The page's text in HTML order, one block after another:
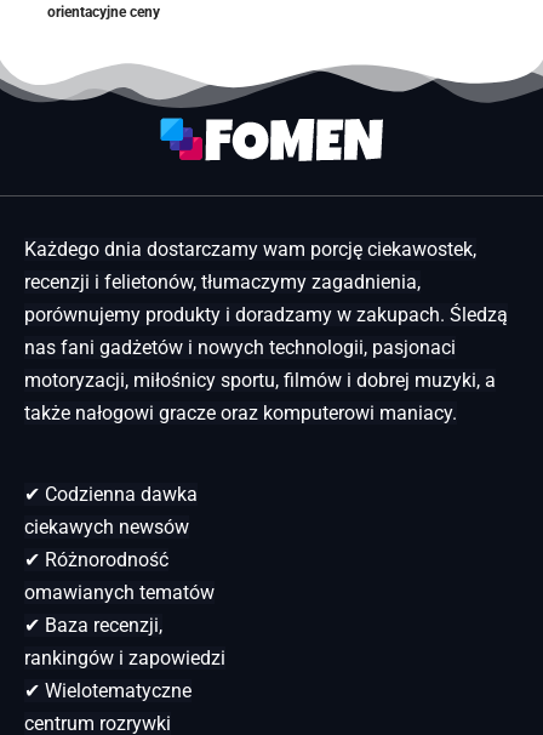
orientacyjne ceny
Każdego dnia dostarczamy wam porcję ciekawostek,
recenzji i felietonów, tłumaczymy zagadnienia,
porównujemy produkty i doradzamy w zakupach. Śledzą
nas fani gadżetów i nowych technologii, pasjonaci
motoryzacji, miłośnicy sportu, filmów i dobrej muzyki, a
także nałogowi gracze oraz komputerowi maniacy.
✔ Codzienna dawka
ciekawych newsów
✔ Różnorodność
omawianych tematów
✔ Baza recenzji,
rankingów i zapowiedzi
✔ Wielotematyczne
centrum rozrywki